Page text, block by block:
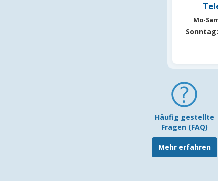
Mo-
Sonntag:
Häufig gestellte
Fragen (FAQ)
Mehr erfahren